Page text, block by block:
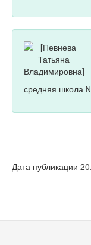
средняя школа
Дата публикации